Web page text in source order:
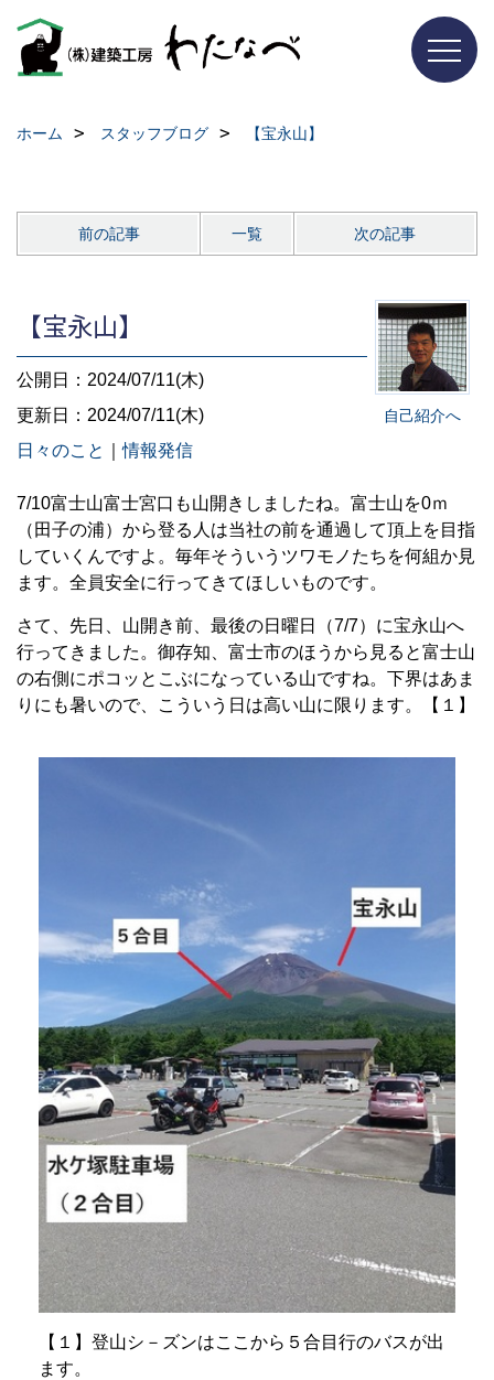
ホーム スタッフブログ 【宝永山】
前の記事 一覧 次の記事
自己紹介へ
【宝永山】
公開日：2024/07/11(木)
更新日：2024/07/11(木)
日々のこと
｜情報発信
7/10富士山富士宮口も山開きしましたね。 富士山を0ｍ
（田子の浦）から登る人は当社の前を通過して頂上を 目指
していくんですよ。毎年そういうツワモノたちを何組か見
ます。 全員安全に行ってきてほしいものです。
さて、先日、山開き前、最後の日曜日（7/7）に宝永山へ
行ってきました。 御存知、富士市のほうから見ると富士山
の右側にポコッとこぶになっている山ですね。 下界はあま
りにも暑いので、こういう日は高い山に限ります。【１】
【１】登山シ－ズンはここから５合目行のバスが出
ます。